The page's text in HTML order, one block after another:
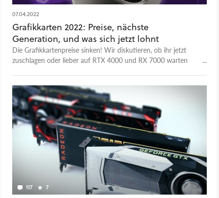
07.04.2022
Grafikkarten 2022: Preise, nächste
Generation, und was sich jetzt lohnt
Die Grafikkartenpreise sinken! Wir diskutieren, ob ihr jetzt
zuschlagen oder lieber auf RTX 4000 und RX 7000 warten
117 7